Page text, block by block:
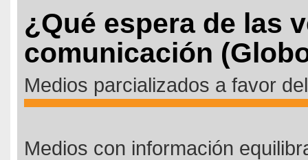
¿Qué espera de las
comunicación
Medios parcializados a favor
Medios con información